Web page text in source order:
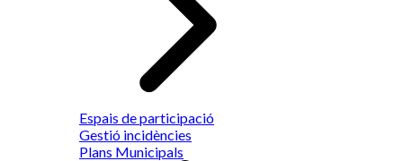
Espais de participació
Gestió incidències
Plans Municipals